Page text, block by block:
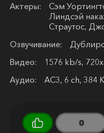
Актеры:
Сэм
Линдсэй
Страутос,
Озвучивание:
Видео:
1576 kb/s,
Аудио:
AC3, 6 ch, 384
0